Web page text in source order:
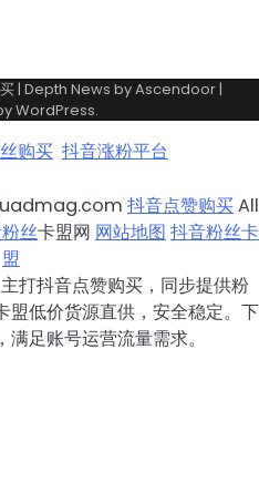
| Depth News byAscendoor |
WordPress.
购买 抖音涨粉平台
抖音点赞购买All
丝卡盟网 网站地图 抖音粉丝卡
盟
打抖音点赞购买，同步提供粉
盟低价货源直供，安全稳定。下
足账号运营流量需求。